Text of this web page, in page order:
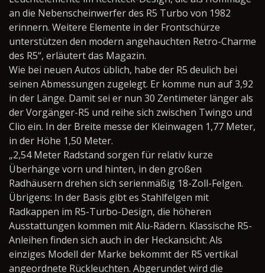
an die Nebenscheinwerfer des R5 Turbo von 1982
erinnern. Weitere Elemente in der Frontschürze
unterstützen den modern angehauchten Retro-Charme
des R5“, erläutert das Magazin.
Wie bei neuen Autos üblich, habe der R5 deulich bei
seinen Abmessungen zugelegt. Er komme nun auf 3,92
in der Länge. Damit sei er nun 30 Zentimeter länger als
der Vorgänger-R5 und reihe sich zwischen Twingo und
Clio ein. In der Breite messe der Kleinwagen 1,77 Meter,
in der Höhe 1,50 Meter.
„2,54 Meter Radstand sorgen für relativ kurze
Überhänge vorn und hinten, in den großen
Radhäusern drehen sich serienmäßig 18-Zoll-Felgen.
Übrigens: In der Basis gibt es Stahlfelgen mit
Radkappen im R5-Turbo-Design, die höheren
Ausstattungen kommen mit Alu-Rädern. Klassische R5-
Anleihen finden sich auch in der Heckansicht: Als
einziges Modell der Marke bekommt der R5 vertikal
angeordnete Rückleuchten. Abgerundet wird die